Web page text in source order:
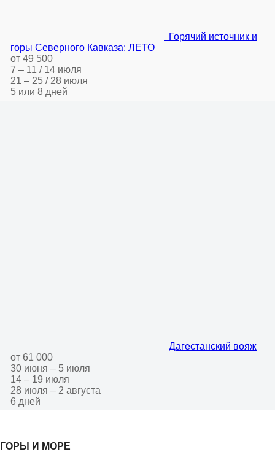
Горячий источник и
горы Северного Кавказа: ЛЕТО
от 49 500
7 – 11 / 14 июля
21 – 25 / 28 июля
5 или 8 дней
Дагестанский вояж
от 61 000
30 июня – 5 июля
14 – 19 июля
28 июля – 2 августа
6 дней
ГОРЫ И МОРЕ